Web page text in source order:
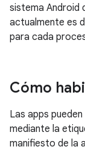
sistema Android
actualmente es
para cada
Cómo
Las apps
mediante la
manifiesto de la